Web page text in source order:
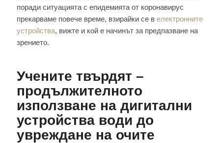
поради ситуацията с епидемията от коронавирус
прекарваме повече време, взирайки се в електронните
устройства, вижте и кой е начинът за предпазване на
зрението.
Учените твърдят –
продължителното
използване на дигитални
устройства води до
увреждане на очите